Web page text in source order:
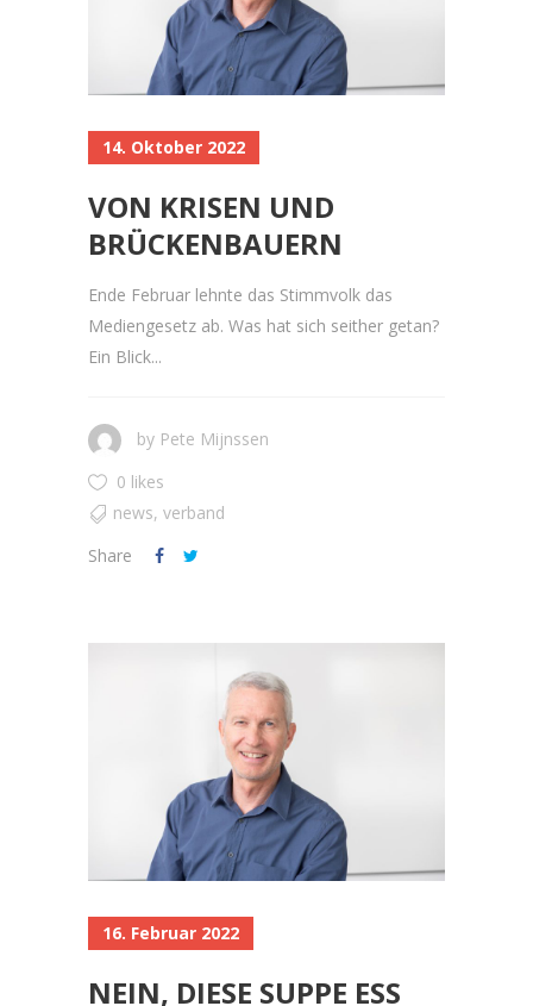
14. Oktober 2022
VON KRISEN UND
BRÜCKENBAUERN
Ende Februar lehnte das Stimmvolk das
Mediengesetz ab. Was hat sich seither getan?
Ein Blick...
by Pete Mijnssen
0 likes
news, verband
Share
16. Februar 2022
NEIN, DIESE SUPPE ESS